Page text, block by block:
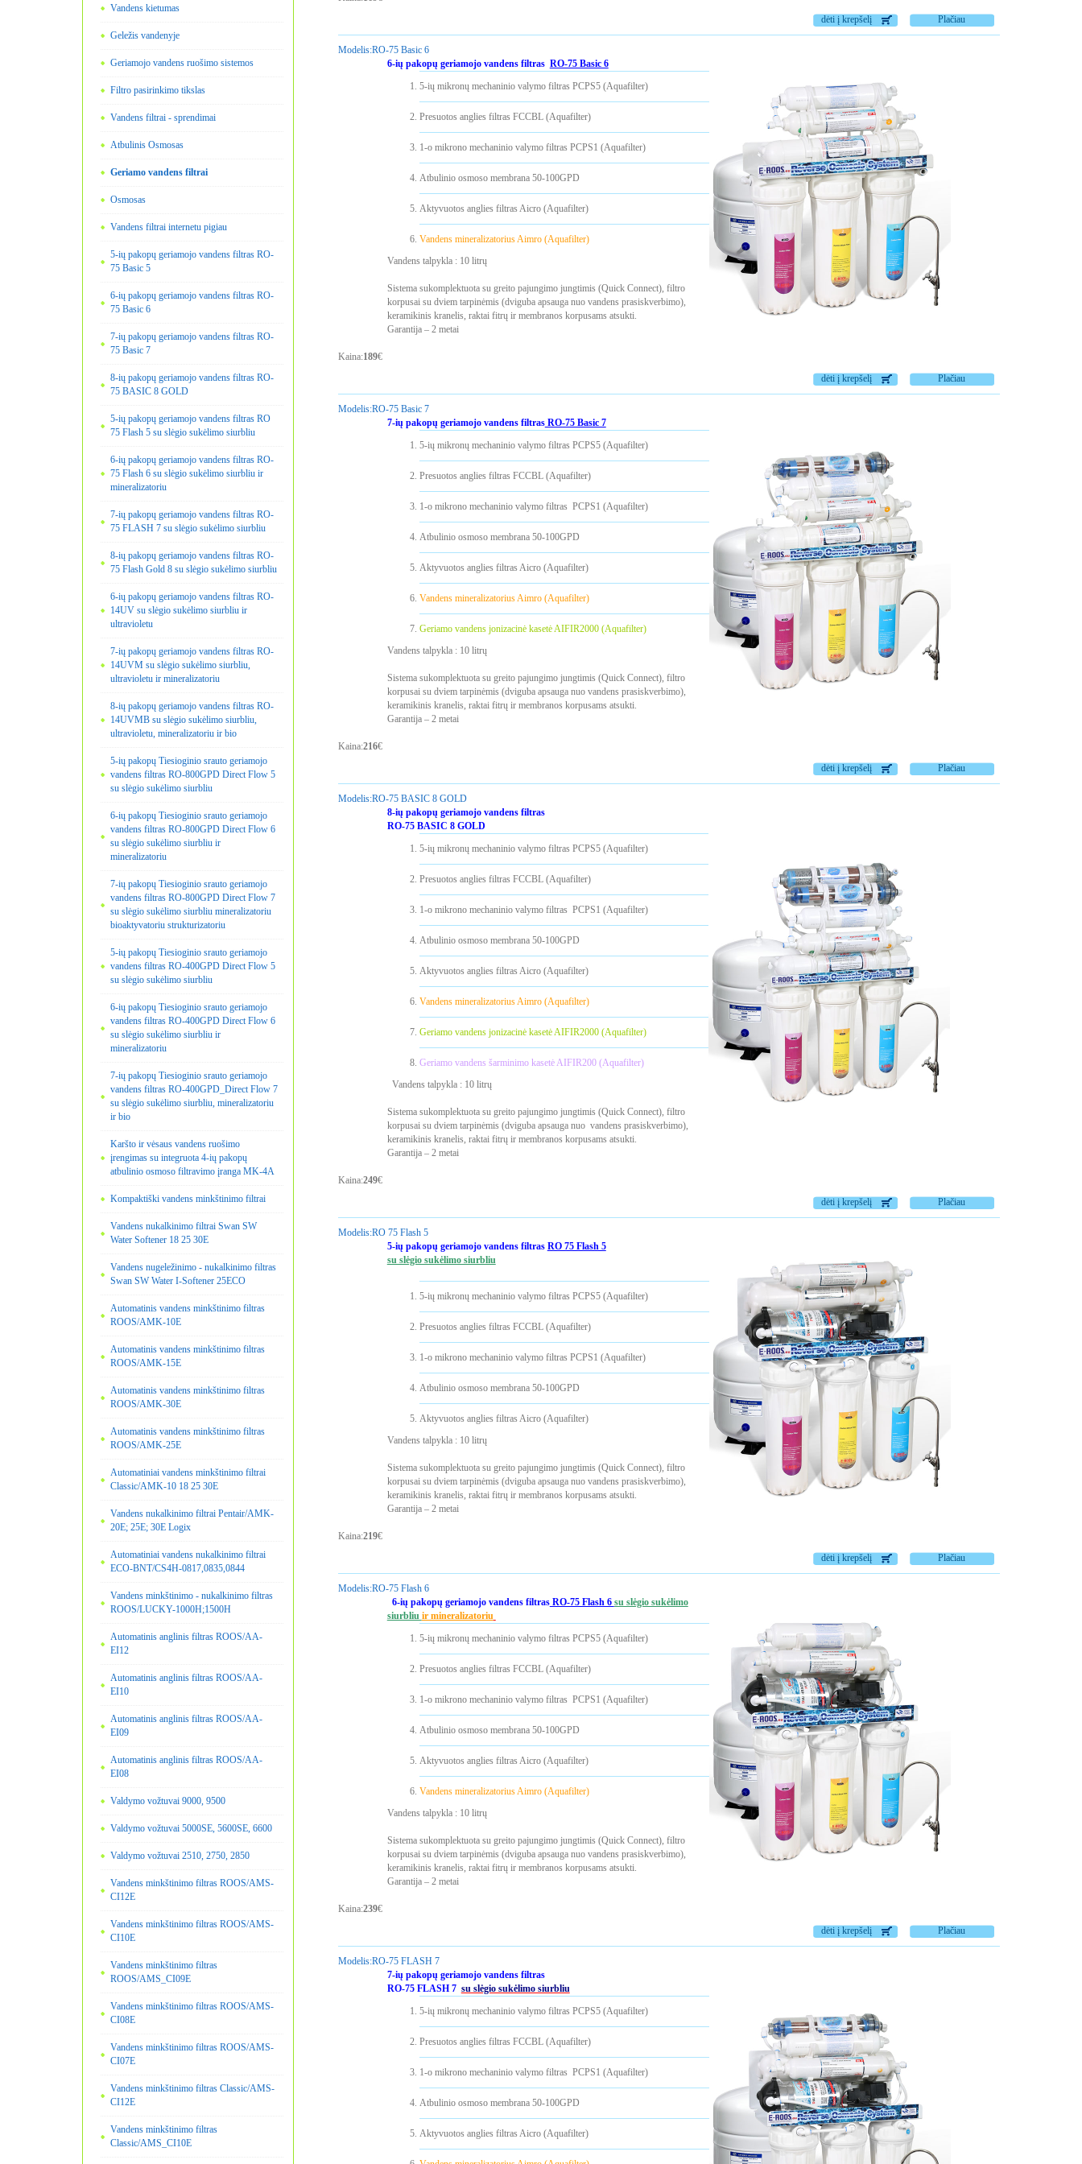
Vandens kietumas
Geležis vandenyje
Geriamojo vandens ruošimo sistemos
Filtro pasirinkimo tikslas
Vandens filtrai - sprendimai
Atbulinis Osmosas
Geriamo vandens filtrai
Osmosas
Vandens filtrai internetu pigiau
5-ių pakopų geriamojo vandens filtras RO-
75 Basic 5
6-ių pakopų geriamojo vandens filtras RO-
75 Basic 6
7-ių pakopų geriamojo vandens filtras RO-
75 Basic 7
8-ių pakopų geriamojo vandens filtras RO-
75 BASIC 8 GOLD
5-ių pakopų geriamojo vandens filtras RO
75 Flash 5 su slėgio sukėlimo siurbliu
6-ių pakopų geriamojo vandens filtras RO-
75 Flash 6 su slėgio sukėlimo siurbliu ir
mineralizatoriu
7-ių pakopų geriamojo vandens filtras RO-
75 FLASH 7 su slėgio sukėlimo siurbliu
8-ių pakopų geriamojo vandens filtras RO-
75 Flash Gold 8 su slėgio sukėlimo siurbliu
6-ių pakopų geriamojo vandens filtras RO-
14UV su slėgio sukėlimo siurbliu ir
ultravioletu
7-ių pakopų geriamojo vandens filtras RO-
14UVM su slėgio sukėlimo siurbliu,
ultravioletu ir mineralizatoriu
8-ių pakopų geriamojo vandens filtras RO-
14UVMB su slėgio sukėlimo siurbliu,
ultravioletu, mineralizatoriu ir bio
5-ių pakopų Tiesioginio srauto geriamojo
vandens filtras RO-800GPD Direct Flow 5
su slėgio sukėlimo siurbliu
6-ių pakopų Tiesioginio srauto geriamojo
vandens filtras RO-800GPD Direct Flow 6
su slėgio sukėlimo siurbliu ir
mineralizatoriu
7-ių pakopų Tiesioginio srauto geriamojo
vandens filtras RO-800GPD Direct Flow 7
su slėgio sukėlimo siurbliu mineralizatoriu
bioaktyvatoriu strukturizatoriu
5-ių pakopų Tiesioginio srauto geriamojo
vandens filtras RO-400GPD Direct Flow 5
su slėgio sukėlimo siurbliu
6-ių pakopų Tiesioginio srauto geriamojo
vandens filtras RO-400GPD Direct Flow 6
su slėgio sukėlimo siurbliu ir
mineralizatoriu
7-ių pakopų Tiesioginio srauto geriamojo
vandens filtras RO-400GPD_Direct Flow 7
su slėgio sukėlimo siurbliu, mineralizatoriu
ir bio
Karšto ir vėsaus vandens ruošimo
įrengimas su integruota 4-ių pakopų
atbulinio osmoso filtravimo įranga MK-4A
Kompaktiški vandens minkštinimo filtrai
Vandens nukalkinimo filtrai Swan SW
Water Softener 18 25 30E
Vandens nugeležinimo - nukalkinimo filtras
Swan SW Water I-Softener 25ECO
Automatinis vandens minkštinimo filtras
ROOS/AMK-10E
Automatinis vandens minkštinimo filtras
ROOS/AMK-15E
Automatinis vandens minkštinimo filtras
ROOS/AMK-30E
Automatinis vandens minkštinimo filtras
ROOS/AMK-25E
Automatiniai vandens minkštinimo filtrai
Classic/AMK-10 18 25 30E
Vandens nukalkinimo filtrai Pentair/AMK-
20E; 25E; 30E Logix
Automatiniai vandens nukalkinimo filtrai
ECO-BNT/CS4H-0817,0835,0844
Vandens minkštinimo - nukalkinimo filtras
ROOS/LUCKY-1000H;1500H
Automatinis anglinis filtras ROOS/AA-
EI12
Automatinis anglinis filtras ROOS/AA-
EI10
Automatinis anglinis filtras ROOS/AA-
EI09
Automatinis anglinis filtras ROOS/AA-
EI08
Valdymo vožtuvai 9000, 9500
Valdymo vožtuvai 5000SE, 5600SE, 6600
Valdymo vožtuvai 2510, 2750, 2850
Vandens minkštinimo filtras ROOS/AMS-
CI12E
Vandens minkštinimo filtras ROOS/AMS-
CI10E
Vandens minkštinimo filtras
ROOS/AMS_CI09E
Vandens minkštinimo filtras ROOS/AMS-
CI08E
Vandens minkštinimo filtras ROOS/AMS-
CI07E
Vandens minkštinimo filtras Classic/AMS-
CI12E
Vandens minkštinimo filtras
Classic/AMS_CI10E
Plačiau
dėti į krepšelį
Modelis:RO-75 Basic 6
6-ių pakopų geriamojo vandens filtras RO-75 Basic 6
5-ių mikronų mechaninio valymo filtras PCPS5 (Aquafilter)
Presuotos anglies filtras FCCBL (Aquafilter)
1-o mikrono mechaninio valymo filtras PCPS1 (Aquafilter)
Atbulinio osmoso membrana 50-100GPD
Aktyvuotos anglies filtras Aicro (Aquafilter)
Vandens mineralizatorius Aimro (Aquafilter)
Vandens talpykla : 10 litrų
Sistema sukomplektuota su greito pajungimo jungtimis (Quick Connect), filtro
korpusai su dviem tarpinėmis (dviguba apsauga nuo vandens prasiskverbimo),
keramikinis kranelis, raktai fitrų ir membranos korpusams atsukti.
Garantija – 2 metai
Kaina:189€
Plačiau
dėti į krepšelį
Modelis:RO-75 Basic 7
7-ių pakopų geriamojo vandens filtrasRO-75 Basic 7
5-ių mikronų mechaninio valymo filtras PCPS5 (Aquafilter)
Presuotos anglies filtras FCCBL (Aquafilter)
1-o mikrono mechaninio valymo filtras PCPS1 (Aquafilter)
Atbulinio osmoso membrana 50-100GPD
Aktyvuotos anglies filtras Aicro (Aquafilter)
Vandens mineralizatorius Aimro (Aquafilter)
Geriamo vandens jonizacinė kasetė AIFIR2000 (Aquafilter)
Vandens talpykla : 10 litrų
Sistema sukomplektuota su greito pajungimo jungtimis (Quick Connect), filtro
korpusai su dviem tarpinėmis (dviguba apsauga nuo vandens prasiskverbimo),
keramikinis kranelis, raktai fitrų ir membranos korpusams atsukti.
Garantija – 2 metai
Kaina:216€
Plačiau
dėti į krepšelį
Modelis:RO-75 BASIC 8 GOLD
8-ių pakopų geriamojo vandens filtras
RO-75 BASIC 8 GOLD
5-ių mikronų mechaninio valymo filtras PCPS5 (Aquafilter)
Presuotos anglies filtras FCCBL (Aquafilter)
1-o mikrono mechaninio valymo filtras PCPS1 (Aquafilter)
Atbulinio osmoso membrana 50-100GPD
Aktyvuotos anglies filtras Aicro (Aquafilter)
Vandens mineralizatorius Aimro (Aquafilter)
Geriamo vandens jonizacinė kasetė AIFIR2000 (Aquafilter)
Geriamo vandens šarminimo kasetė AIFIR200 (Aquafilter)
Vandens talpykla : 10 litrų
Sistema sukomplektuota su greito pajungimo jungtimis (Quick Connect), filtro
korpusai su dviem tarpinėmis (dviguba apsauga nuo vandens prasiskverbimo),
keramikinis kranelis, raktai fitrų ir membranos korpusams atsukti.
Garantija – 2 metai
Kaina:249€
Plačiau
dėti į krepšelį
Modelis:RO 75 Flash 5
5-ių pakopų geriamojo vandens filtras RO 75 Flash 5
su slėgio sukėlimo siurbliu
5-ių mikronų mechaninio valymo filtras PCPS5 (Aquafilter)
Presuotos anglies filtras FCCBL (Aquafilter)
1-o mikrono mechaninio valymo filtras PCPS1 (Aquafilter)
Atbulinio osmoso membrana 50-100GPD
Aktyvuotos anglies filtras Aicro (Aquafilter)
Vandens talpykla : 10 litrų
Sistema sukomplektuota su greito pajungimo jungtimis (Quick Connect), filtro
korpusai su dviem tarpinėmis (dviguba apsauga nuo vandens prasiskverbimo),
keramikinis kranelis, raktai fitrų ir membranos korpusams atsukti.
Garantija – 2 metai
Kaina:219€
Plačiau
dėti į krepšelį
Modelis:RO-75 Flash 6
6-ių pakopų geriamojo vandens filtrasRO-75 Flash 6 su slėgio sukėlimo
siurbliu ir mineralizatoriu
5-ių mikronų mechaninio valymo filtras PCPS5 (Aquafilter)
Presuotos anglies filtras FCCBL (Aquafilter)
1-o mikrono mechaninio valymo filtras PCPS1 (Aquafilter)
Atbulinio osmoso membrana 50-100GPD
Aktyvuotos anglies filtras Aicro (Aquafilter)
Vandens mineralizatorius Aimro (Aquafilter)
Vandens talpykla : 10 litrų
Sistema sukomplektuota su greito pajungimo jungtimis (Quick Connect), filtro
korpusai su dviem tarpinėmis (dviguba apsauga nuo vandens prasiskverbimo),
keramikinis kranelis, raktai fitrų ir membranos korpusams atsukti.
Garantija – 2 metai
Kaina:239€
Plačiau
dėti į krepšelį
Modelis:RO-75 FLASH 7
7-ių pakopų geriamojo vandens filtras
RO-75 FLASH 7 su slėgio sukėlimo siurbliu
5-ių mikronų mechaninio valymo filtras PCPS5 (Aquafilter)
Presuotos anglies filtras FCCBL (Aquafilter)
1-o mikrono mechaninio valymo filtras PCPS1 (Aquafilter)
Atbulinio osmoso membrana 50-100GPD
Aktyvuotos anglies filtras Aicro (Aquafilter)